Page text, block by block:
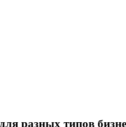
разных типов